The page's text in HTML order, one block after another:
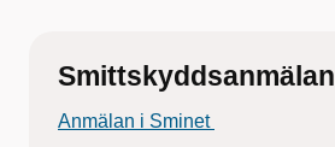
Smittskyddsanmälan
Anmälan i Sminet